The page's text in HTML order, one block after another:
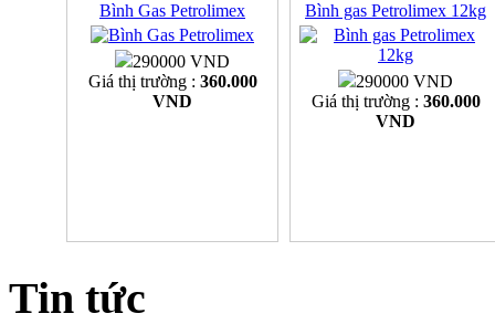
Bình Gas Petrolimex
290000 VND
Giá thị trường : 360.000
VND
Bình gas Petrolimex 12kg
290000 VND
Giá thị trường : 360.000
VND
Tin tức